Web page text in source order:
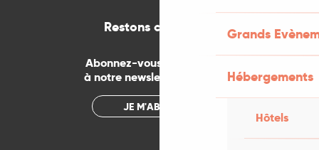
Grands
Hébergements
Hôtels
Restons connectés
Abonnez-vous gratuitement
à notre newsletter mensuelle
JE M'ABONNE